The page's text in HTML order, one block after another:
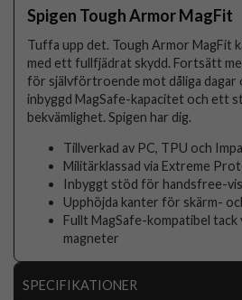
Spigen Tough Armor MagFit
Tuffa upp det. Tough Armor MagFit
med ett fullfjädrat skydd. Fortsätt
för självförtroende mot dåliga dagar
inbyggd MagSafe-kapacitet och ett
bekvämlighet. Spigen har dig.
Tillverkad av PC, TPU och
Militärklassad via Extreme
Inbyggt stöd för handsfree-
Upphöjda kanter för skärm-
Fullt MagSafe-kompatibel tack
magneter
SPECIFIKATIONER